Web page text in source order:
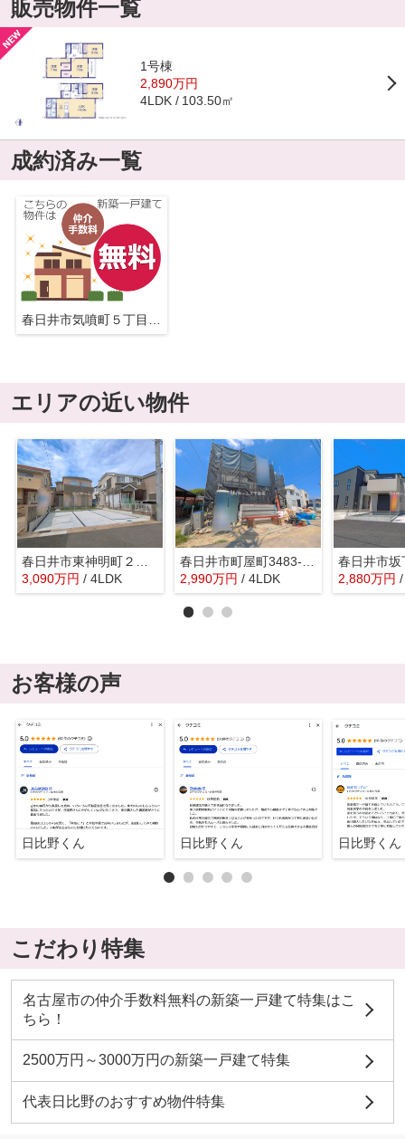
販売物件一覧
1号棟
2,890万円
4LDK 103.50㎡
成約済み一覧
エリアの近い物件
春日井市東神明町２丁目7-13『仲介料無料』新築戸建て
3,090万円 / 4LDK
春日井市町屋町3483-7『仲介料無料』新築戸建て
2,990万円 / 4LDK 2,880万円
お客様の声
日比野くん 日比野くん 日比野くん
こだわり特集
名古屋市の仲介手数料無料の新築一戸建て特集はこ
ちら！
2500万円～3000万円の新築一戸建て特集
代表日比野のおすすめ物件特集